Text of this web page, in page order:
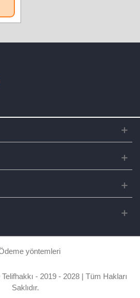
- 2019 - 2028 | Tüm Hakları
Saklıdır.